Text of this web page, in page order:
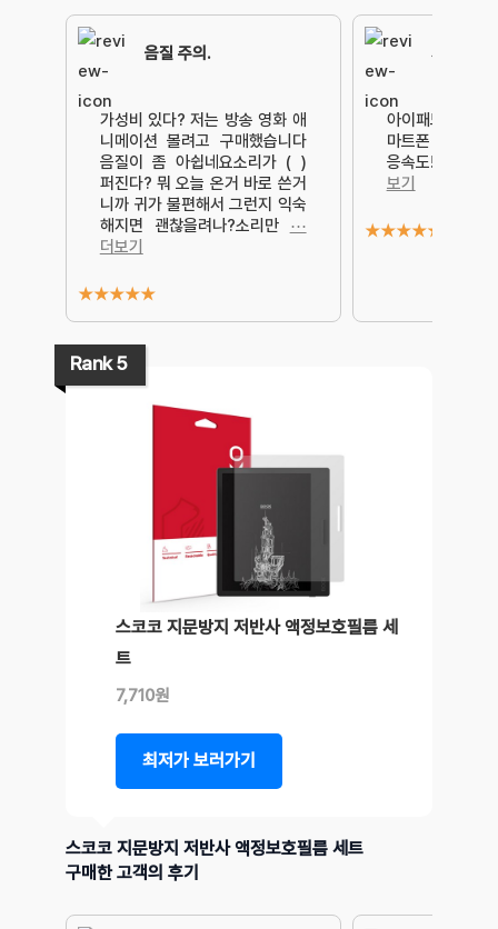
음질 주의.
가성비 있다? 저는 방송 영화 애
니메이션 볼려고 구매했습니다
음질이 좀 아쉽네요소리가 ( )
퍼진다? 뭐 오늘 온거 바로 쓴거
니까 귀가 불편해서 그런지 익숙
해지면 괜찮을려나?소리만 ⋯
더보기
★★★★★
가성비 최
아이패드 프로
마트폰 화질,
응속도!가성비
보기
★★★★★
Rank 5
스코코 지문방지 저반사 액정보호필름 세
트
7,710원
최저가 보러가기
스코코 지문방지 저반사 액정보호필름 세트
구매한 고객의 후기